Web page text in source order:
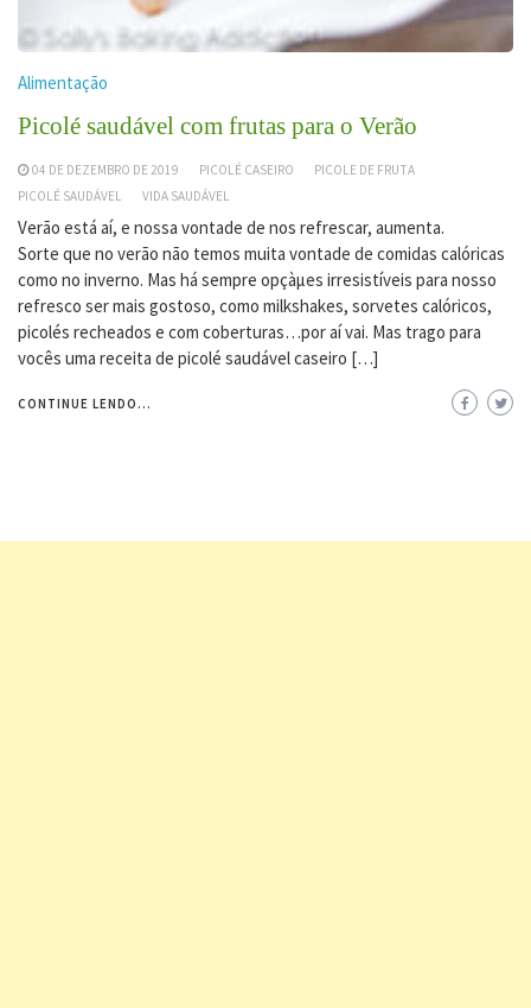
Alimentação
Picolé saudável com frutas para o Verão
04 DE DEZEMBRO DE 2019 PICOLÉ CASEIRO
PICOLE DE FRUTA
PICOLÉ SAUDÁVEL
VIDA SAUDÁVEL
Verão está aí, e nossa vontade de nos refrescar, aumenta.
Sorte que no verão não temos muita vontade de comidas calóricas
como no inverno. Mas há sempre opçàµes irresistíveis para nosso
refresco ser mais gostoso, como milkshakes, sorvetes calóricos,
picolés recheados e com coberturas…por aí vai. Mas trago para
vocês uma receita de picolé saudável caseiro […]
CONTINUE LENDO...